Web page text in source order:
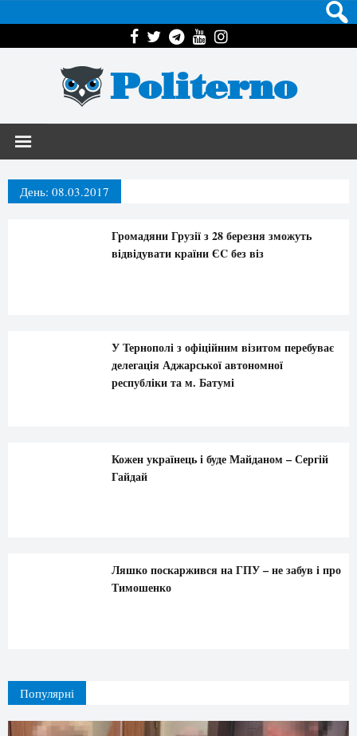
Politerno
День: 08.03.2017
Громадяни Грузії з 28 березня зможуть
відвідувати країни ЄC без віз
У Тернополі з офіційним візитом перебуває
делегація Аджарської автономної
республіки та м. Батумі
Кожен українець і буде Майданом – Сергій
Гайдай
Ляшко поскаржився на ГПУ – не забув і про
Тимошенко
Популярні